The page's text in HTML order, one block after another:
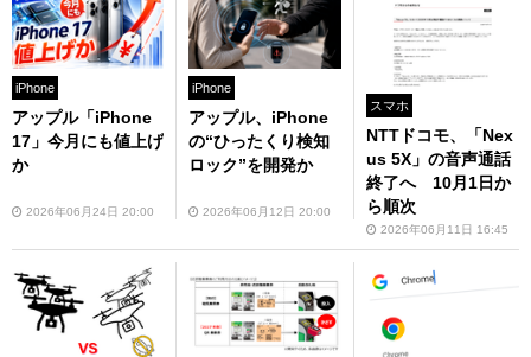
iPhone
アップル「iPhone
17」今月にも値上げ
か
2026年06月24日 20:00
iPhone
アップル、iPhone
の“ひったくり検知
ロック”を開発か
2026年06月12日 20:00
スマホ
NTTドコモ、「Nex
us 5X」の音声通話
終了へ 10月1日か
ら順次
2026年06月11日 16:45